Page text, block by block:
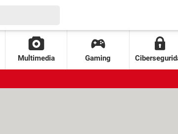
Multimedia Gaming